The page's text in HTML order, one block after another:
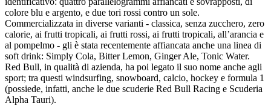
colore blu e argento, e due tori rossi contro un sole.
Commercializzata in diverse varianti - classica, senza zucchero, zero
calorie, ai frutti tropicali, ai frutti rossi, ai frutti tropicali, all’arancia e
al pompelmo - gli è stata recentemente affiancata anche una linea di
soft drink: Simply Cola, Bitter Lemon, Ginger Ale, Tonic Water.
Red Bull, in qualità di azienda, ha poi legato il suo nome anche agli
sport; tra questi windsurfing, snowboard, calcio, hockey e formula 1
(possiede, infatti, anche le due scuderie Red Bull Racing e Scuderia
Alpha Tauri).